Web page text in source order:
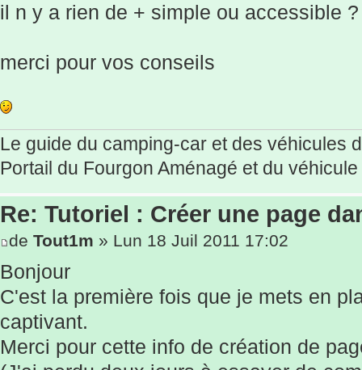
il n y a rien de + simple ou accessible ?
merci pour vos conseils
Le guide du camping-car et des véhicules
Portail du Fourgon Aménagé et du
Re: Tutoriel : Créer une page
de Tout1m » Lun 18 Juil 2011 17:02
Bonjour
C'est la première fois que je mets en
captivant.
Merci pour cette info de création de